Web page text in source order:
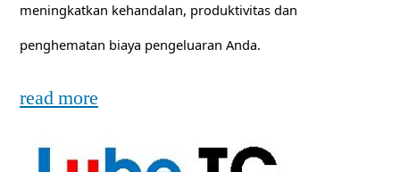
meningkatkan kehandalan, produktivitas dan
penghematan biaya pengeluaran Anda.
read more